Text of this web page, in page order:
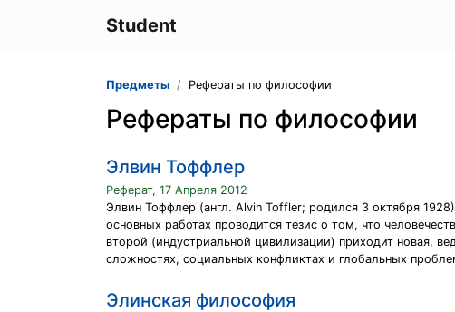
Student
Предметы Рефераты по философии
Рефераты по философии
Элвин Тоффлер
Реферат, 17 Апреля 2012
Элвин Тоффлер (англ. Alvin Toffler; родился 3 октября
основных работах проводится тезис о том, что
второй (индустриальной цивилизации) приходит новая,
сложностях, социальных конфликтах и глобальных
Элинская философия